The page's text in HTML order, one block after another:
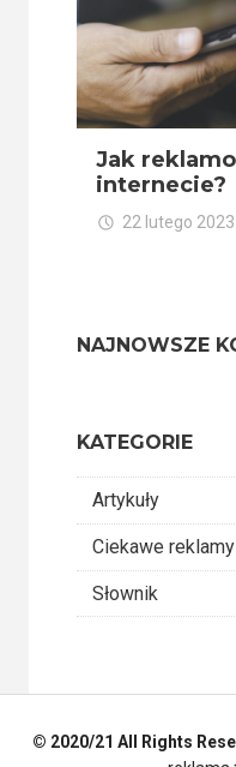
Jak
internecie?
22 lutego 2023
NAJNOWSZE
KATEGORIE
Artykuły
Ciekawe reklamy
Słownik
© 2020/21 All Rights